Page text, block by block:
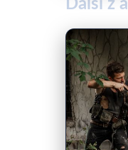
Další z